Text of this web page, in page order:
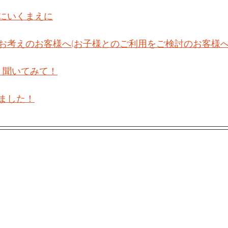
いくまえに
考えのお客様へ(お子様とのご利用をご検討のお客様
いてみて！
した！